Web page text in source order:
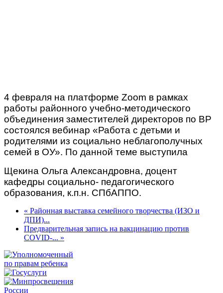
4 февраля на платформе Zoom в рамках
работы районного учебно-методического
объединения заместителей директоров по ВР
состоялся вебинар «Работа с детьми и
родителями из социально неблагополучных
семей в ОУ». По данной теме выступила
Щекина Ольга Александровна, доцент
кафедры социально- педагогического
образования, к.п.н. СПбАППО.
« Районная выставка семейного творчества (ИЗО и
ДПИ)...
Предварительная запись на вакцинацию против
COVID-... »